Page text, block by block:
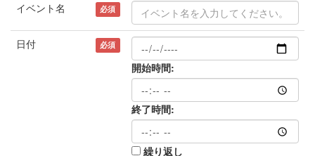
イベント名 必須
日付 必須
開始時間:
終了時間:
繰り返し